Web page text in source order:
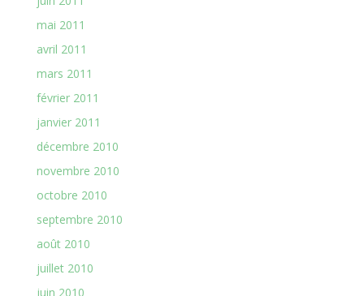
mai 2011
avril 2011
mars 2011
février 2011
janvier 2011
décembre 2010
novembre 2010
octobre 2010
septembre 2010
août 2010
juillet 2010
juin 2010